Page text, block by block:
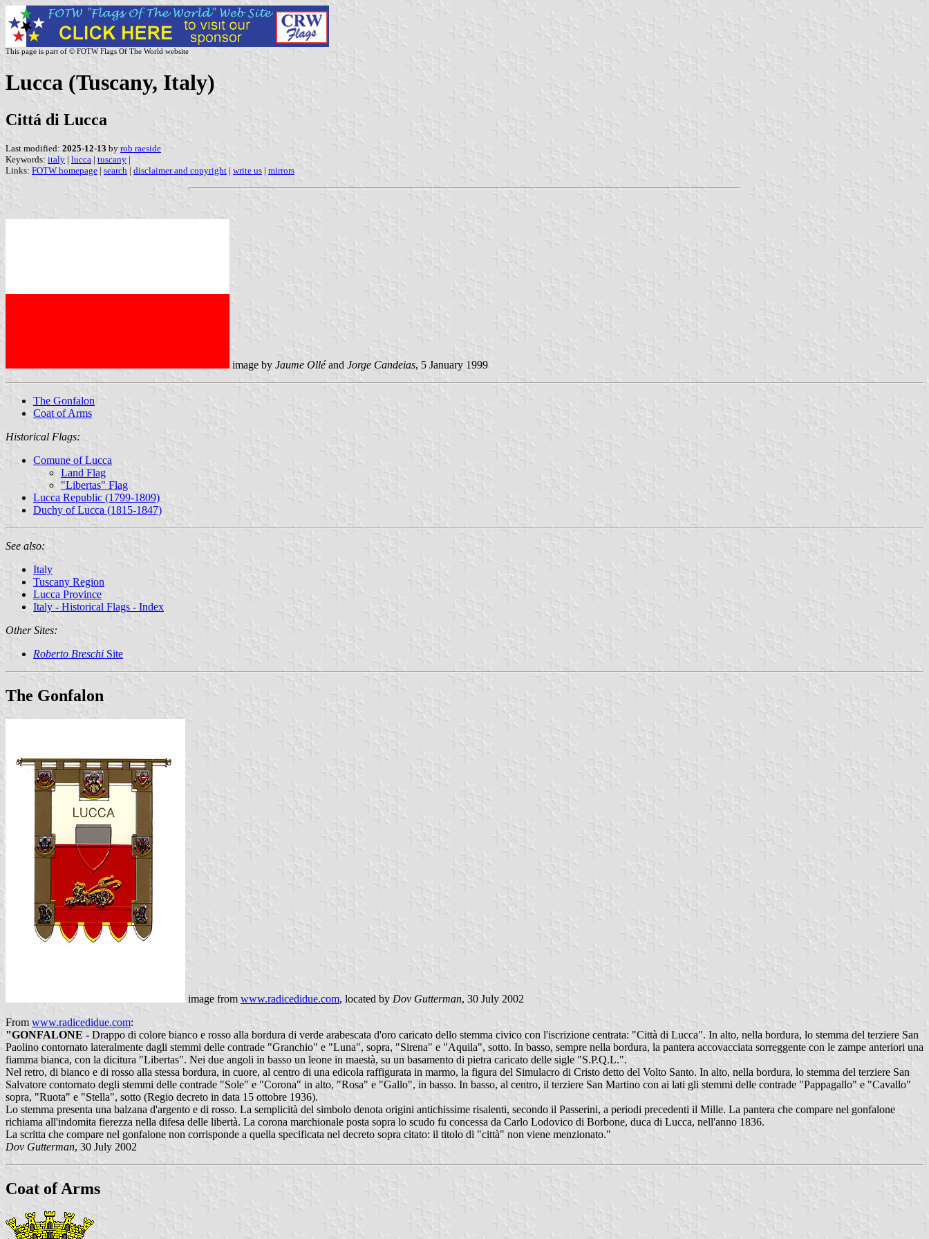
This page is part of © FOTW Flags Of The World website
Lucca (Tuscany, Italy)
Cittá di Lucca
Last modified: 2025-12-13 by rob raeside
Keywords: italy | lucca | tuscany |
Links: FOTW homepage | search | disclaimer and copyright | write us | mirrors
image by Jaume Olléand Jorge Candeias, 5 January 1999
The Gonfalon
Coat of Arms
Historical Flags:
Comune of Lucca
Land Flag
"Libertas" Flag
Lucca Republic (1799-1809)
Duchy of Lucca (1815-1847)
See also:
Italy
Tuscany Region
Lucca Province
Italy - Historical Flags - Index
Other Sites:
Roberto Breschi Site
The Gonfalon
image from www.radicedidue.com, located by Dov Gutterman, 30 July 2002
From www.radicedidue.com:
"GONFALONE - Drappo di colore bianco e rosso alla bordura di verde arabescata d'oro caricato dello stemma civico con l'iscrizione centrata: "Città di Lucca". In alto, nella bordura, lo stemma del terziere San
Paolino contornato lateralmente dagli stemmi delle contrade "Granchio" e "Luna", sopra, "Sirena" e "Aquila", sotto. In basso, sempre nella bordura, la pantera accovacciata sorreggente con le zampe anteriori una
fiamma bianca, con la dicitura "Libertas". Nei due angoli in basso un leone in maestà, su un basamento di pietra caricato delle sigle "S.P.Q.L.".
Nel retro, di bianco e di rosso alla stessa bordura, in cuore, al centro di una edicola raffigurata in marmo, la figura del Simulacro di Cristo detto del Volto Santo. In alto, nella bordura, lo stemma del terziere San
Salvatore contornato degli stemmi delle contrade "Sole" e "Corona" in alto, "Rosa" e "Gallo", in basso. In basso, al centro, il terziere San Martino con ai lati gli stemmi delle contrade "Pappagallo" e "Cavallo"
sopra, "Ruota" e "Stella", sotto (Regio decreto in data 15 ottobre 1936).
Lo stemma presenta una balzana d'argento e di rosso. La semplicità del simbolo denota origini antichissime risalenti, secondo il Passerini, a periodi precedenti il Mille. La pantera che compare nel gonfalone
richiama all'indomita fierezza nella difesa delle libertà. La corona marchionale posta sopra lo scudo fu concessa da Carlo Lodovico di Borbone, duca di Lucca, nell'anno 1836.
La scritta che compare nel gonfalone non corrisponde a quella specificata nel decreto sopra citato: il titolo di "città" non viene menzionato."
Dov Gutterman, 30 July 2002
Coat of Arms